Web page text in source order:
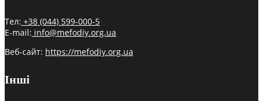
Тел: +38 (044) 599-000-5
E-mail: info@mefodiy.org.ua
Веб-сайт: https://mefodiy.org.ua
Інші